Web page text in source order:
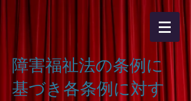
​障害福祉法の条例に
基づき各条例に対す